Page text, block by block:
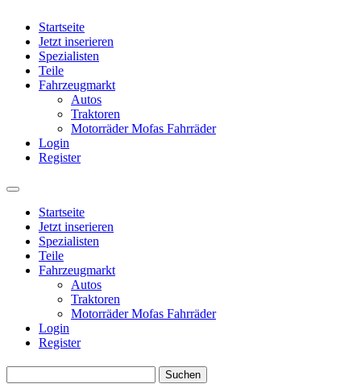
Startseite
Jetzt inserieren
Spezialisten
Teile
Fahrzeugmarkt
Autos
Traktoren
Motorräder Mofas Fahrräder
Login
Register
Startseite
Jetzt inserieren
Spezialisten
Teile
Fahrzeugmarkt
Autos
Traktoren
Motorräder Mofas Fahrräder
Login
Register